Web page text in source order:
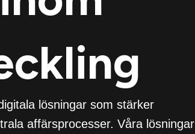
lösningar som stärker
affärsprocesser. Våra lösningar